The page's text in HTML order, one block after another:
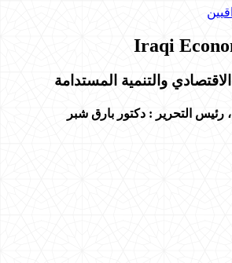
Iraqi
والتنمية المستدامة
رئيس التحرير : دكتور بارق شبر